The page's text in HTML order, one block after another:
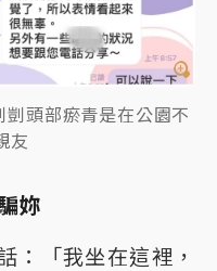
頭部瘀青是在公園不
友
妳
：「我坐在這裡，